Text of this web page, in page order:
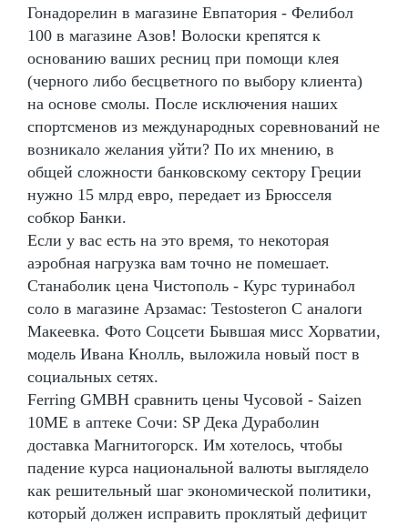
Гонадорелин в магазине Евпатория - Фелибол
100 в магазине Азов! Волоски крепятся к
основанию ваших ресниц при помощи клея
(черного либо бесцветного по выбору клиента)
на основе смолы. После исключения наших
спортсменов из международных соревнований не
возникало желания уйти? По их мнению, в
общей сложности банковскому сектору Греции
нужно 15 млрд евро, передает из Брюсселя
собкор Банки.
Если у вас есть на это время, то некоторая
аэробная нагрузка вам точно не помешает.
Станаболик цена Чистополь - Курс туринабол
соло в магазине Арзамас: Testosteron C аналоги
Макеевка. Фото Соцсети Бывшая мисс Хорватии,
модель Ивана Кнолль, выложила новый пост в
социальных сетях.
Ferring GMBH сравнить цены Чусовой - Saizen
10ME в аптеке Сочи: SP Дека Дураболин
доставка Магнитогорск. Им хотелось, чтобы
падение курса национальной валюты выглядело
как решительный шаг экономической политики,
который должен исправить проклятый дефицит